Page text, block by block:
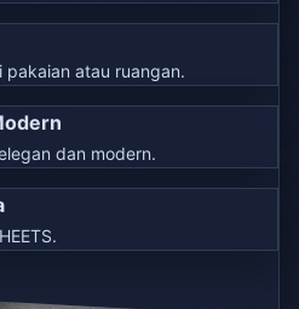
atau ruangan.
dan modern.